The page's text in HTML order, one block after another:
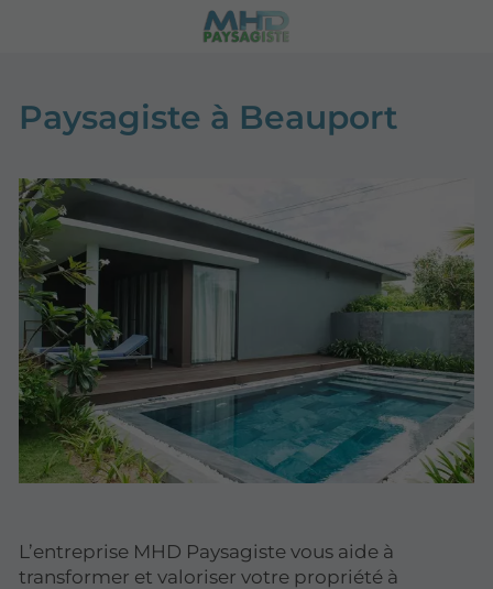
Paysagiste à Beauport
L’entreprise MHD Paysagiste vous aide à
transformer et valoriser votre propriété à